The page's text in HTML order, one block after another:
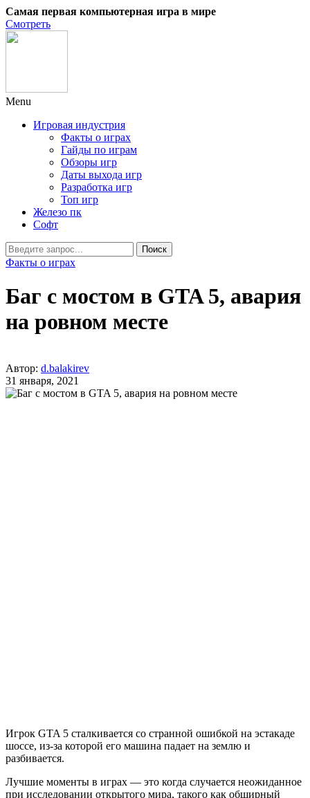
Самая первая компьютерная игра в мире
Смотреть
Menu
Игровая индустрия
Факты о играх
Гайды по играм
Обзоры игр
Даты выхода игр
Разработка игр
Топ игр
Железо пк
Софт
Факты о играх
Баг с мостом в GTA 5, авария
на ровном месте
Автор: d.balakirev
31 января, 2021
Игрок GTA 5 сталкивается со странной ошибкой на эстакаде
шоссе, из-за которой его машина падает на землю и
разбивается.
Лучшие моменты в играх — это когда случается неожиданное
при исследовании открытого мира, такого как обширный